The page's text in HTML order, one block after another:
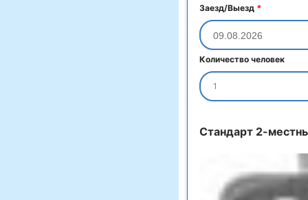
Стандарт 2-
Заезд/Выезд *
Количество человек
1